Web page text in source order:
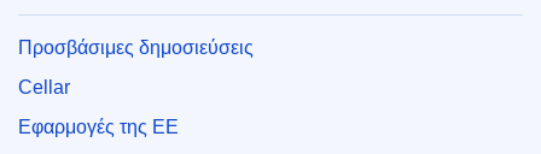
Προσβάσιμες δημοσιεύσεις
Cellar
Εφαρμογές της ΕΕ